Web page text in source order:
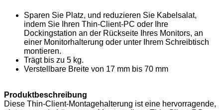
Sparen Sie Platz, und reduzieren Sie Kabelsalat,
indem Sie Ihren Thin-Client-PC oder Ihre
Dockingstation an der Rückseite Ihres Monitors, an
einer Monitorhalterung oder unter Ihrem Schreibtisch
montieren.
Trägt bis zu 5 kg.
Verstellbare Breite von 17 mm bis 70 mm
Produktbeschreibung
Diese Thin-Client-Montagehalterung ist eine hervorragende,